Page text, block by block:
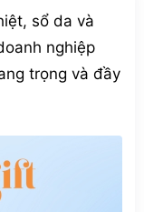
sổ da và
nghiệp
trọng và đầy